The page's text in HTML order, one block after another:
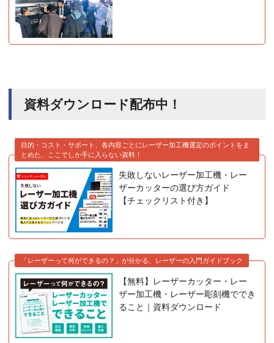
資料ダウンロード配布中！
目的・コスト・サポート、各内容ごとにレーザー加工機選定のポイントをま
とめた、ここでしか手に入らない資料！
失敗しないレーザー加工機・レー
ザーカッターの選び方ガイド
【チェックリスト付き】
「レーザーって何ができるの？」が分かる、レーザーの入門ガイドブック
【無料】レーザーカッター・レー
ザー加工機・レーザー彫刻機ででき
ること｜資料ダウンロード